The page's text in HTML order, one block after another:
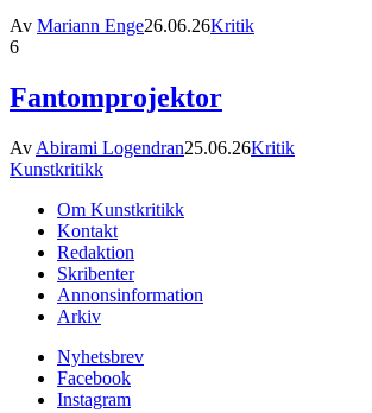
Av Mariann Enge26.06.26Kritik
6
Fantomprojektor
Av Abirami Logendran25.06.26Kritik
Kunstkritikk
Om Kunstkritikk
Kontakt
Redaktion
Skribenter
Annonsinformation
Arkiv
Nyhetsbrev
Facebook
Instagram